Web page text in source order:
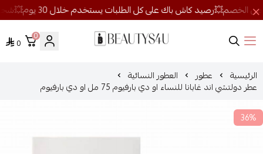
روائح الجمال
0
0
الرئيسية عطور العطور النسائية
عطر دولتشي اند غابانا للنساء او دي بارفيوم 75 مل او دي بارفيوم
36%